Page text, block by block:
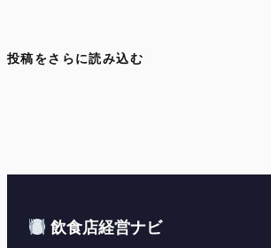
投稿をさらに読み込む
飲食店経営ナビ